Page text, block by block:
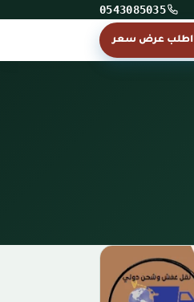
0543085035
اطلب عرض سعر